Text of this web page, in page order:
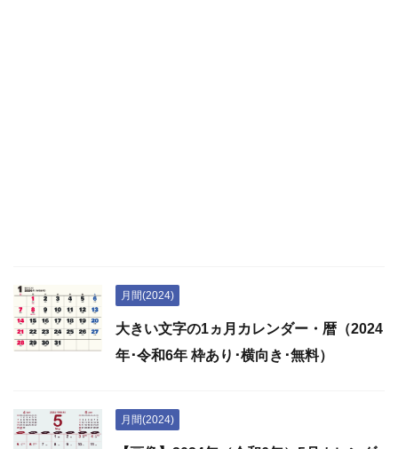
月間(2024)
大きい文字の1ヵ月カレンダー・暦（2024
年･令和6年 枠あり･横向き･無料）
月間(2024)